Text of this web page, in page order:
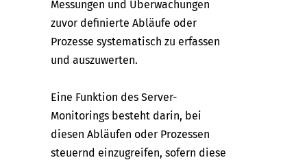
Messungen und Überwachungen
zuvor definierte Abläufe oder
Prozesse systematisch zu erfassen
und auszuwerten.
Eine Funktion des Server-
Monitorings besteht darin, bei
diesen Abläufen oder Prozessen
steuernd einzugreifen, sofern diese